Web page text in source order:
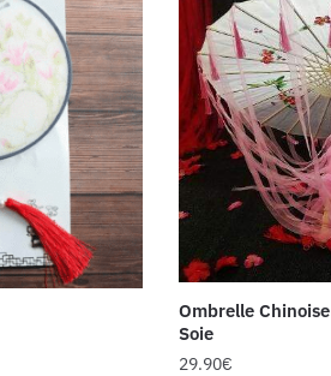
Ombrelle Chinoise
Soie
29.90€